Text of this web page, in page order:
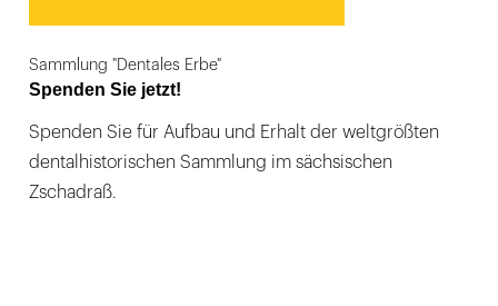
Sammlung "Dentales Erbe"
Spenden Sie jetzt!
Spenden Sie für Aufbau und Erhalt der weltgrößten
dentalhistorischen Sammlung im sächsischen
Zschadraß.